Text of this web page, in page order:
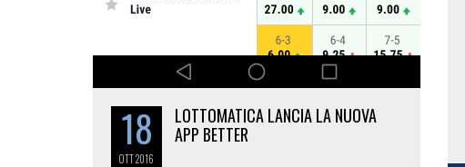
18
OTT2016
LOTTOMATICA LANCIA LA NUOVA
APP BETTER